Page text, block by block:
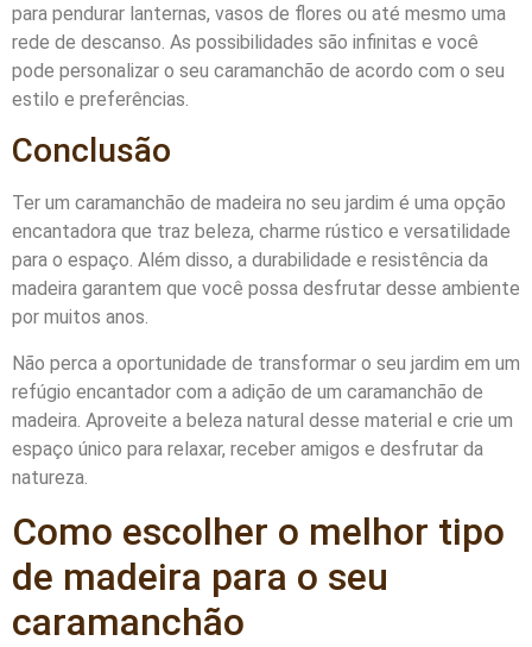
para pendurar lanternas, vasos de flores ou até mesmo uma
rede de descanso. As possibilidades são infinitas e você
pode personalizar o seu caramanchão de acordo com o seu
estilo e preferências.
Conclusão
Ter um caramanchão de madeira no seu jardim é uma opção
encantadora que traz beleza, charme rústico e versatilidade
para o espaço. Além disso, a durabilidade e resistência da
madeira garantem que você possa desfrutar desse ambiente
por muitos anos.
Não perca a oportunidade de transformar o seu jardim em um
refúgio encantador com a adição de um caramanchão de
madeira. Aproveite a beleza natural desse material e crie um
espaço único para relaxar, receber amigos e desfrutar da
natureza.
Como escolher o melhor tipo
de madeira para o seu
caramanchão